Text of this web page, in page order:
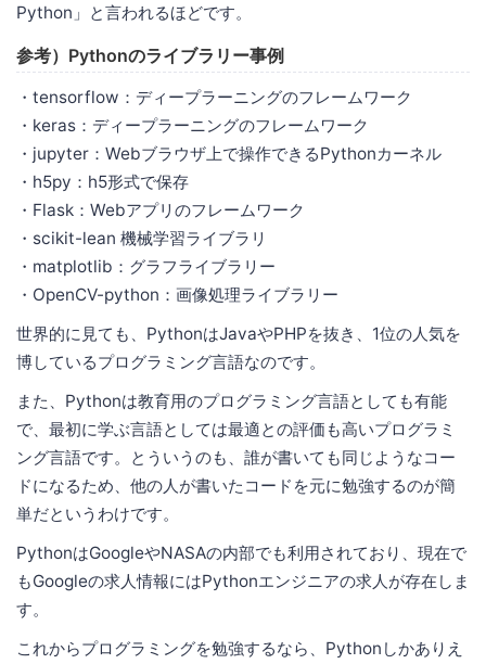
Python」と言われるほどです。
参考）Pythonのライブラリー事例
・tensorflow：ディープラーニングのフレームワーク
・keras：ディープラーニングのフレームワーク
・jupyter：Webブラウザ上で操作できるPythonカーネル
・h5py：h5形式で保存
・Flask：Webアプリのフレームワーク
・scikit-lean 機械学習ライブラリ
・matplotlib：グラフライブラリー
・OpenCV-python：画像処理ライブラリー
世界的に見ても、PythonはJavaやPHPを抜き、1位の人気を
博しているプログラミング言語なのです。
また、Pythonは教育用のプログラミング言語としても有能
で、最初に学ぶ言語としては最適との評価も高いプログラミ
ング言語です。とういうのも、誰が書いても同じようなコー
ドになるため、他の人が書いたコードを元に勉強するのが簡
単だというわけです。
PythonはGoogleやNASAの内部でも利用されており、現在で
もGoogleの求人情報にはPythonエンジニアの求人が存在しま
す。
これからプログラミングを勉強するなら、Pythonしかありえ